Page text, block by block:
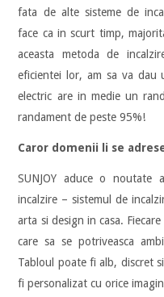
fata de alte sisteme de
face ca in scurt timp,
aceasta metoda de
eficientei lor, am sa va dau
electric are in medie un
randament de peste 95%!
Caror domenii li se
SUNJOY aduce o noutate
incalzire – sistemul de
arta si design in casa.
care sa se potriveasca
Tabloul poate fi alb, discret
fi personalizat cu orice